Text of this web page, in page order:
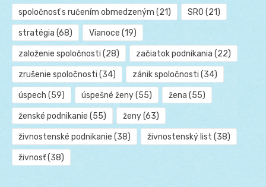
spoločnosť s ručením obmedzeným (21) SRO (21)
stratégia (68) Vianoce (19)
založenie spoločnosti (28) začiatok podnikania (22)
zrušenie spoločnosti (34) zánik spoločnosti (34)
úspech (59) úspešné ženy(55) žena (55)
ženské podnikanie (55) ženy(63)
živnostenské podnikanie (38) živnostenský list (38)
živnosť(38)